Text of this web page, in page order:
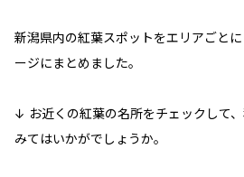
新潟県内の紅葉スポットをエリアごと
ージにまとめました。
↓ お近くの紅葉の名所をチェックして
みてはいかがでしょうか。